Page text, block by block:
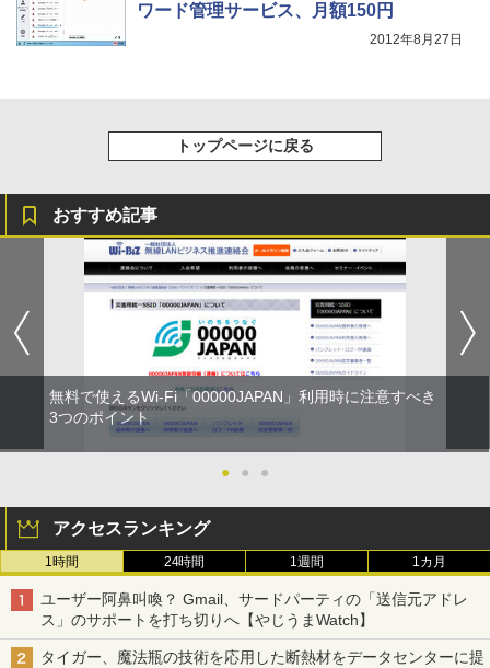
ワード管理サービス、月額150円
2012年8月27日
トップページに戻る
おすすめ記事
無料で使えるWi-Fi「00000JAPAN」利用時に注意すべき
3つのポイント
● ● ●
アクセスランキング
1時間 24時間 1週間 1カ月
ユーザー阿鼻叫喚？ Gmail、サードパーティの「送信元アドレ
ス」のサポートを打ち切りへ【やじうまWatch】
タイガー、魔法瓶の技術を応用した断熱材をデータセンターに提